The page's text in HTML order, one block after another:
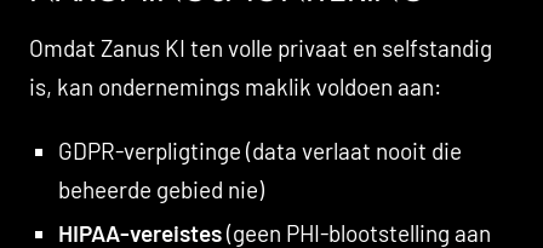
Omdat Zanus KI ten volle privaat en selfstandig
is, kan ondernemings maklik voldoen aan:
GDPR-verpligtinge (data verlaat nooit die
beheerde gebied nie)
HIPAA-vereistes(geen PHI-blootstelling aan